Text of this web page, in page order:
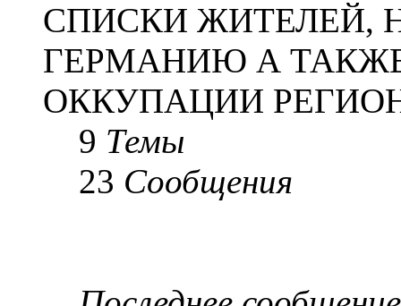
СПИСКИ ЖИТЕЛЕЙ,
ГЕРМАНИЮ А
ОККУПАЦИИ
9 Темы
23 Сообщения